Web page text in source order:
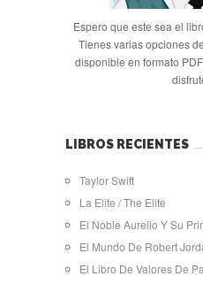
Espero que este sea el
Tienes varias opciones
disponible en formato
LIBROS RECIENTES
Taylor Swift
La Elite / The Elite
El Noble Aurelio Y Su
El Mundo De Robert
El Libro De Valores De